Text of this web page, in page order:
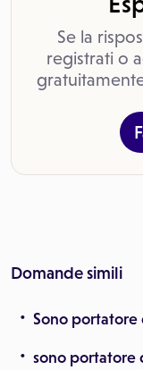
Se la
registrati o
Domande simili
Sono portatore
sono portatore